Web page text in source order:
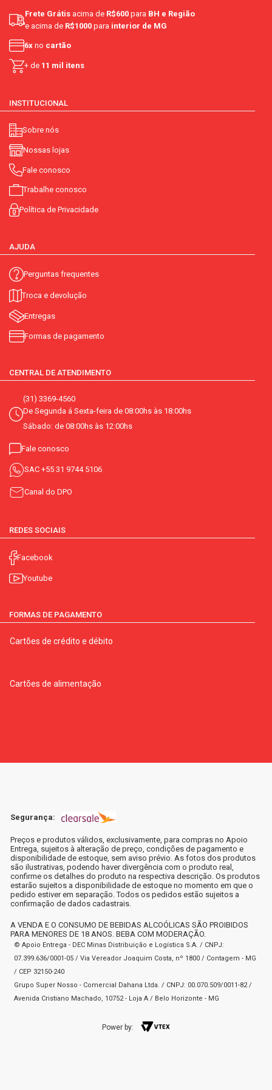
Frete Grátis acima de R$600 para BH e Região
e acima de R$1000 para interior de MG
6x no cartão
+ de 11 mil itens
INSTITUCIONAL
Sobre nós
Nossas lojas
Fale conosco
Trabalhe conosco
Política de Privacidade
AJUDA
Perguntas frequentes
Troca e devolução
Entregas
Formas de pagamento
CENTRAL DE ATENDIMENTO
(31) 3369-4560
De Segunda á Sexta-feira de 08:00hs às 18:00hs
Sábado: de 08:00hs às 12:00hs
Fale conosco
SAC +55 31 9744 5106
Canal do DPO
REDES SOCIAIS
Facebook
Youtube
FORMAS DE PAGAMENTO
Cartões de crédito e débito
Cartões de alimentação
Segurança:
Preços e produtos válidos, exclusivamente, para compras no Apoio
Entrega, sujeitos à alteração de preço, condições de pagamento e
disponibilidade de estoque, sem aviso prévio. As fotos dos produtos
são ilustrativas, podendo haver divergência com o produto real,
confirme os detalhes do produto na respectiva descrição. Os produtos
estarão sujeitos a disponibilidade de estoque no momento em que o
pedido estiver em separação. Todos os pedidos estão sujeitos a
confirmação de dados cadastrais.
A VENDA E O CONSUMO DE BEBIDAS ALCOÓLICAS SÃO PROIBIDOS
PARA MENORES DE 18 ANOS. BEBA COM MODERAÇÃO.
© Apoio Entrega - DEC Minas Distribuição e Logística S.A. / CNPJ:
07.399.636/0001-05 / Via Vereador Joaquim Costa, nº 1800 / Contagem - MG
/ CEP 32150-240
Grupo Super Nosso - Comercial Dahana Ltda. / CNPJ: 00.070.509/0011-82 /
Avenida Cristiano Machado, 10752 - Loja A / Belo Horizonte - MG
Power by: